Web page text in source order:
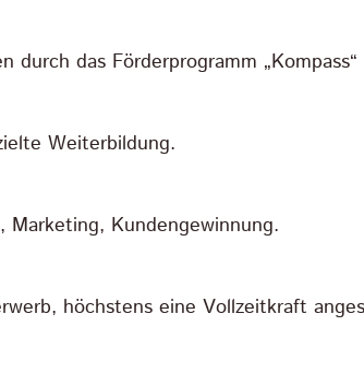
durch das Förderprogramm
Weiterbildung.
Kundengewinnung.
höchstens eine Vollzeitkraft